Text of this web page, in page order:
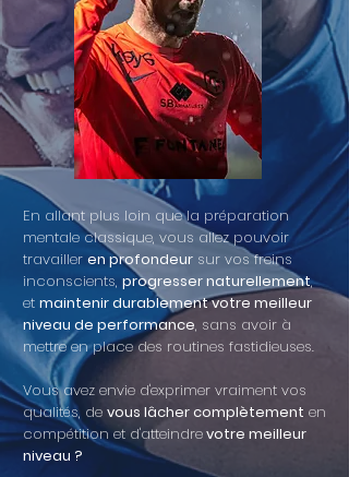
​En allant plus loin que la préparation
mentale classique, vous allez pouvoir
travailler en profondeur sur vos freins
inconscients, progresser naturellement,
et maintenir durablement votre meilleur
niveau de performance, sans avoir à
mettre en place des routines fastidieuses.
Vous avez envie d'exprimer vraiment vos
qualités, de vous lâcher complètement en
compétition et d'atteindrevotre meilleur
niveau ?